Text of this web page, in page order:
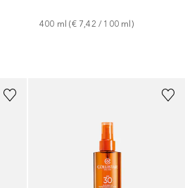
400 ml (€ 7,42 / 100 ml )